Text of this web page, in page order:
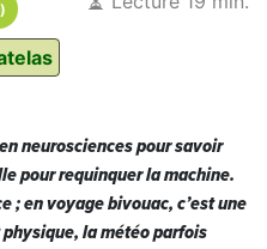
neurosciences pour savoir
pour requinquer la machine.
; en voyage bivouac, c’est une
la météo parfois